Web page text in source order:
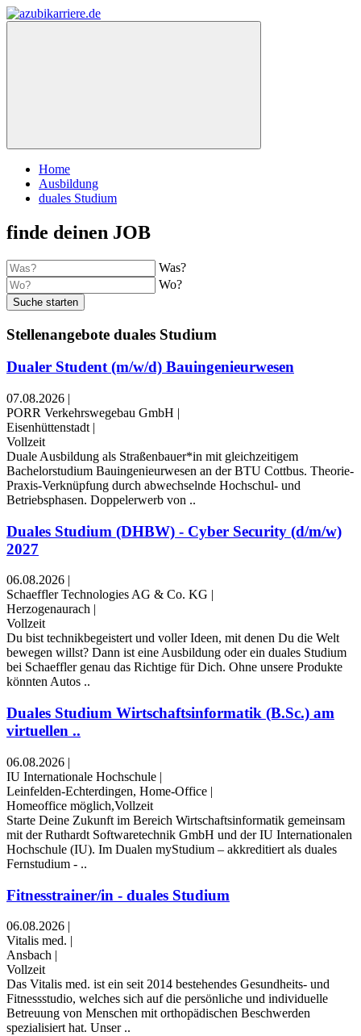
Home
Ausbildung
duales Studium
finde deinen JOB
Was?
Wo?
Suche starten
Stellenangebote duales Studium
Dualer Student (m/w/d) Bauingenieurwesen
07.08.2026 |
PORR Verkehrswegebau GmbH |
Eisenhüttenstadt |
Vollzeit
Duale Ausbildung als Straßenbauer*in mit gleichzeitigem
Bachelorstudium Bauingenieurwesen an der BTU Cottbus. Theorie-
Praxis-Verknüpfung durch abwechselnde Hochschul- und
Betriebsphasen. Doppelerwerb von ..
Duales Studium (DHBW) - Cyber Security (d/m/w)
2027
06.08.2026 |
Schaeffler Technologies AG & Co. KG |
Herzogenaurach |
Vollzeit
Du bist technikbegeistert und voller Ideen, mit denen Du die Welt
bewegen willst? Dann ist eine Ausbildung oder ein duales Studium
bei Schaeffler genau das Richtige für Dich. Ohne unsere Produkte
könnten Autos ..
Duales Studium Wirtschaftsinformatik (B.Sc.) am
virtuellen ..
06.08.2026 |
IU Internationale Hochschule |
Leinfelden-Echterdingen, Home-Office |
Homeoffice möglich,Vollzeit
Starte Deine Zukunft im Bereich Wirtschaftsinformatik gemeinsam
mit der Ruthardt Softwaretechnik GmbH und der IU Internationalen
Hochschule (IU). Im Dualen myStudium – akkreditiert als duales
Fernstudium - ..
Fitnesstrainer/in - duales Studium
06.08.2026 |
Vitalis med. |
Ansbach |
Vollzeit
Das Vitalis med. ist ein seit 2014 bestehendes Gesundheits- und
Fitnessstudio, welches sich auf die persönliche und individuelle
Betreuung von Menschen mit orthopädischen Beschwerden
spezialisiert hat. Unser ..